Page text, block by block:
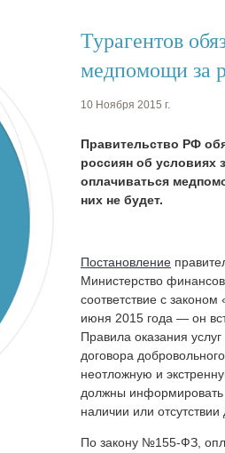
Турагентов
медпомощи за
10 Ноября 2015 г.
Правительство РФ
россиян об условиях
оплачиваться
них не будет.
Постановление
Министерство
соответствие с
июня 2015 года — он
Правила оказания
договора
неотложную и
должны информировать
наличии или
По закону №155-ФЗ,